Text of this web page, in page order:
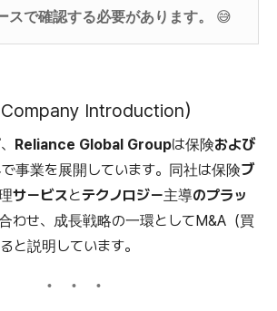
スで確認する必要があります。 😅
Introduction）
Reliance Global Groupは保険および
で事業を展開しています。同社は保険ブ
サービスとテクノロジー主導のプラッ
わせ、成長戦略の一環としてM&A（買
と説明しています。